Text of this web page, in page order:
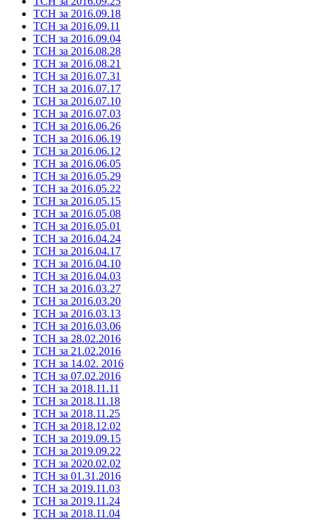
ТСН за 2016.09.18
ТСН за 2016.09.11
ТСН за 2016.09.04
ТСН за 2016.08.28
ТСН за 2016.08.21
ТСН за 2016.07.31
ТСН за 2016.07.17
ТСН за 2016.07.10
ТСН за 2016.07.03
ТСН за 2016.06.26
ТСН за 2016.06.19
ТСН за 2016.06.12
ТСН за 2016.06.05
ТСН за 2016.05.29
ТСН за 2016.05.22
ТСН за 2016.05.15
ТСН за 2016.05.08
ТСН за 2016.05.01
ТСН за 2016.04.24
ТСН за 2016.04.17
ТСН за 2016.04.10
ТСН за 2016.04.03
ТСН за 2016.03.27
ТСН за 2016.03.20
ТСН за 2016.03.13
ТСН за 2016.03.06
ТСН за 28.02.2016
ТСН за 21.02.2016
ТСН за 14.02. 2016
ТСН за 07.02.2016
ТСН за 2018.11.11
ТСН за 2018.11.18
ТСН за 2018.11.25
ТСН за 2018.12.02
ТСН за 2019.09.15
ТСН за 2019.09.22
ТСН за 2020.02.02
ТСН за 01.31.2016
ТСН за 2019.11.03
ТСН за 2019.11.24
ТСН за 2018.11.04